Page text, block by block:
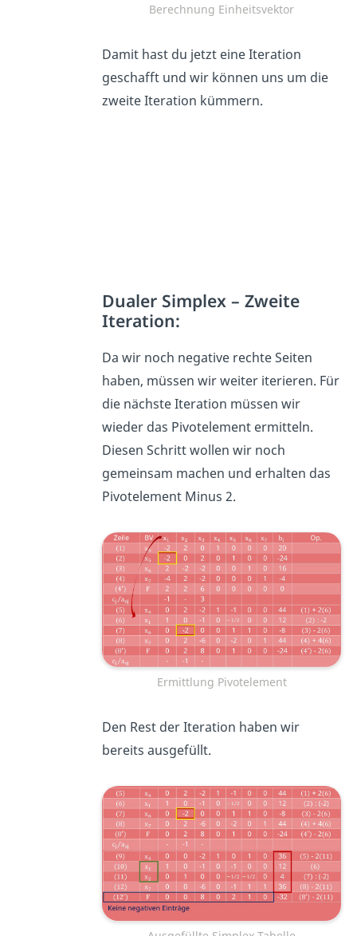
Berechnung Einheitsvektor
Damit hast du jetzt eine Iteration
geschafft und wir können uns um die
zweite Iteration kümmern.
Dualer Simplex – Zweite
Iteration:
Da wir noch negative rechte Seiten
haben, müssen wir weiter iterieren. Für
die nächste Iteration müssen wir
wieder das Pivotelement ermitteln.
Diesen Schritt wollen wir noch
gemeinsam machen und erhalten das
Pivotelement Minus 2.
Ermittlung Pivotelement
Den Rest der Iteration haben wir
bereits ausgefüllt.